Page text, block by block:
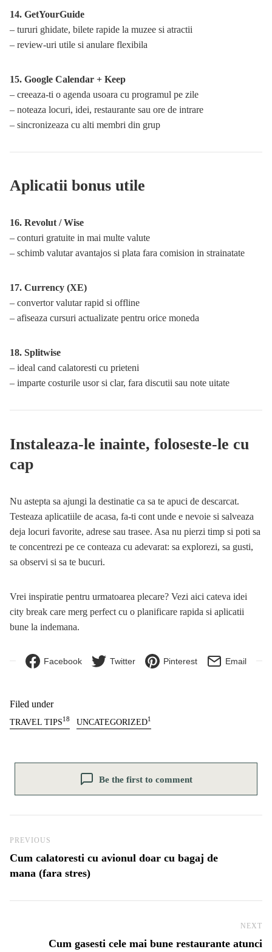
14. GetYourGuide
– tururi ghidate, bilete rapide la muzee si atractii
– review-uri utile si anulare flexibila
15. Google Calendar + Keep
– creeaza-ti o agenda usoara cu programul pe zile
– noteaza locuri, idei, restaurante sau ore de intrare
– sincronizeaza cu alti membri din grup
Aplicatii bonus utile
16. Revolut / Wise
– conturi gratuite in mai multe valute
– schimb valutar avantajos si plata fara comision in strainatate
17. Currency (XE)
– convertor valutar rapid si offline
– afiseaza cursuri actualizate pentru orice moneda
18. Splitwise
– ideal cand calatoresti cu prieteni
– imparte costurile usor si clar, fara discutii sau note uitate
Instaleaza-le inainte, foloseste-le cu
cap
Nu astepta sa ajungi la destinatie ca sa te apuci de descarcat.
Testeaza aplicatiile de acasa, fa-ti cont unde e nevoie si salveaza
deja locuri favorite, adrese sau trasee. Asa nu pierzi timp si poti sa
te concentrezi pe ce conteaza cu adevarat: sa explorezi, sa gusti,
sa observi si sa te bucuri.
Vrei inspiratie pentru urmatoarea plecare? Vezi aici cateva idei
city break care merg perfect cu o planificare rapida si aplicatii
bune la indemana.
Facebook Twitter Pinterest Email
Filed under
TRAVEL TIPS18 UNCATEGORIZED1
Be the first to comment
Previous Post
PREVIOUS
Cum calatoresti cu avionul doar cu bagaj de
mana (fara stres)
NEXT
Cum gasesti cele mai bune restaurante atunci